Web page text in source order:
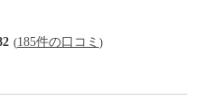
(185件の口コミ )